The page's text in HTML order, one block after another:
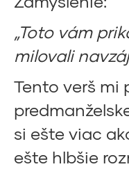
„Toto vám
milovali
Tento verš mi
si ešte viac
ešte hlbšie